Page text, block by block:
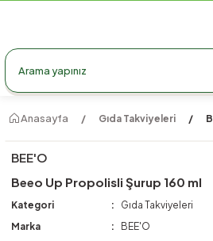
990 TL Üzeri
990 TL Üzeri Ücretsiz Kargo
Anasayfa Gıda Takviyeleri
BEE'O
Beeo Up Propolisli Şurup 160 ml
Kategori
Gıda Takviyeleri
Marka
BEE'O